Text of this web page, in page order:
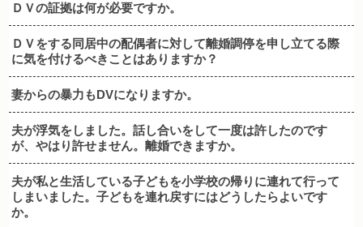
ＤＶの証拠は何が必要ですか。
ＤＶをする同居中の配偶者に対して離婚調停を申し立てる際
に気を付けるべきことはありますか？
妻からの暴力もDVになりますか。
夫が浮気をしました。話し合いをして一度は許したのです
が、やはり許せません。離婚できますか。
夫が私と生活している子どもを小学校の帰りに連れて行って
しまいました。子どもを連れ戻すにはどうしたらよいです
か。